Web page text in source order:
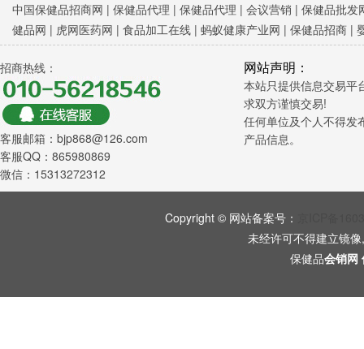
中国保健品招商网 | 保健品代理 | 保健品代理 | 会议营销 | 保健品批发
健品网 | 虎网医药网 | 食品加工在线 | 蚂蚁健康产业网 | 保健品招商 |
招商热线：
客服邮箱：bjp868@126.com
客服QQ：865980869
微信：15313272312
网站声明：
本站只提供信息交易平
求双方谨慎交易!
任何单位及个人不得发
产品信息。
Copyright © 网站备案号：
未经许可不得建立镜
保健品会销网